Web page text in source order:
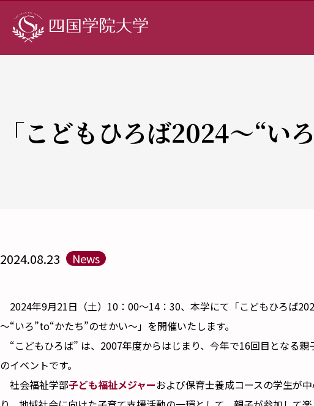
「こどもひろば2024～“い
2024.08.23 News
2024年9月21日（土）10：00～14：30、本学にて「こどもひろば
～“いろ”to“かたち”のせかい～」を開催いたします。
“こどもひろば” は、2007年度からはじまり、今年で16回目となる親
のイベントです。
社会福祉学部子ども福祉メジャーおよび保育士養成コースの学生が